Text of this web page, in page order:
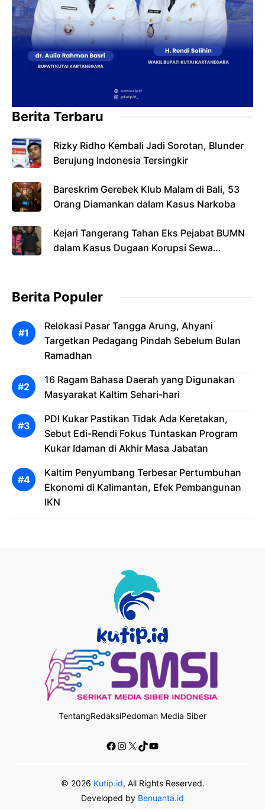
Berita Terbaru
Rizky Ridho Kembali Jadi Sorotan, Blunder
Berujung Indonesia Tersingkir
Bareskrim Gerebek Klub Malam di Bali, 53
Orang Diamankan dalam Kasus Narkoba
Kejari Tangerang Tahan Eks Pejabat BUMN
dalam Kasus Dugaan Korupsi Sewa
Berita Populer
Relokasi Pasar Tangga Arung, Ahyani
Targetkan Pedagang Pindah Sebelum Bulan
Ramadhan
16 Ragam Bahasa Daerah yang Digunakan
Masyarakat Kaltim Sehari-hari
PDI Kukar Pastikan Tidak Ada Keretakan,
Sebut Edi-Rendi Fokus Tuntaskan Program
Kukar Idaman di Akhir Masa Jabatan
Kaltim Penyumbang Terbesar Pertumbuhan
Ekonomi di Kalimantan, Efek Pembangunan
IKN
TentangRedaksiPedoman Media Siber
Facebook
Instagram
X TikTok
YouTube
© 2026 Kutip.id, All Rights Reserved.
Developed by Benuanta.id